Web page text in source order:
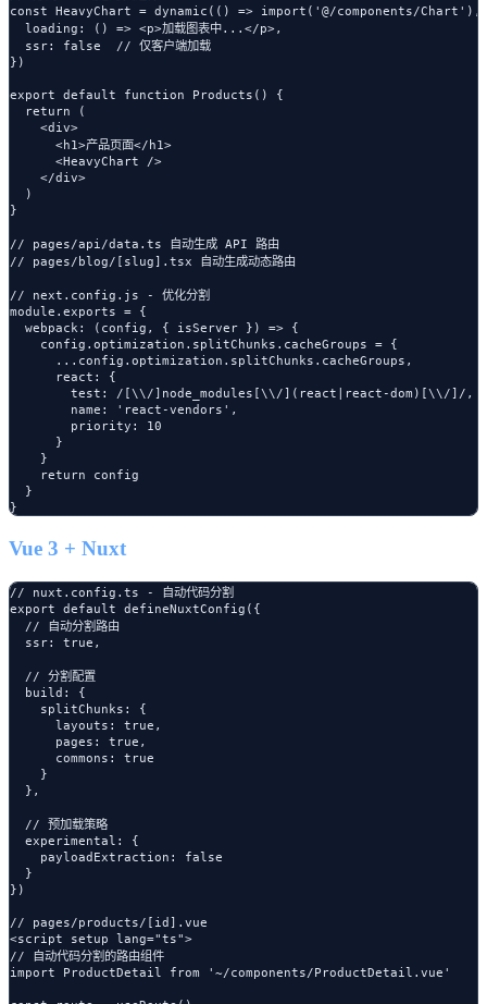
const HeavyChart = dynamic(() => import('@/components/
  loading: () => <p>加载图表中...</p>,
  ssr: false  // 仅客户端加载
})
export default function Products() {
  return (
    <div>
      <h1>产品页面</h1>
      <HeavyChart />
    </div>
  )
}
// pages/api/data.ts 自动生成 API 路由
// pages/blog/[slug].tsx 自动生成动态路由
// next.config.js - 优化分割
module.exports = {
  webpack: (config, { isServer }) => {
    config.optimization.splitChunks.cacheGroups = {
      ...config.optimization.splitChunks.cacheGroups,
      react: {
        test: /[\\/]node_modules[\\/](react|react-dom)[\\/]/,
        name: 'react-vendors',
        priority: 10
      }
    }
    return config
  }
Vue 3 + Nuxt
// nuxt.config.ts - 自动代码分割
export default defineNuxtConfig({
  // 自动分割路由
  ssr: true,
  // 分割配置
  build: {
    splitChunks: {
      layouts: true,
      pages: true,
      commons: true
    }
  },
  // 预加载策略
  experimental: {
    payloadExtraction: false
  }
})
// pages/products/[id].vue
<script setup lang="ts">
// 自动代码分割的路由组件
import ProductDetail from '~/components/ProductDetail.vue'